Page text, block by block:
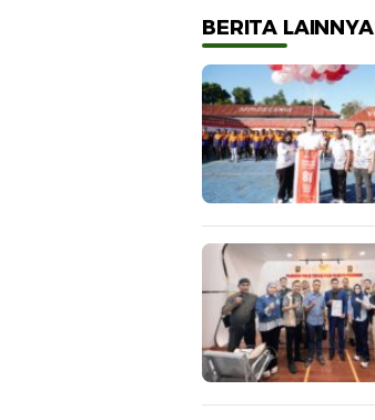
Sinergi
BERITA LAINNYA